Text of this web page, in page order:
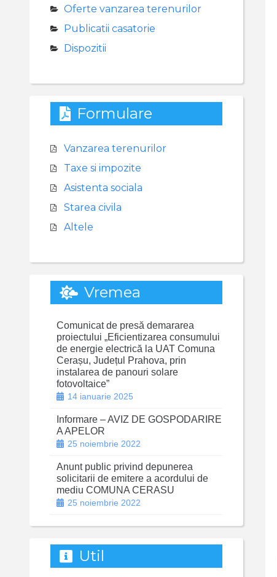
Oferte vanzarea terenurilor
Publicatii casatorie
Dispozitii
Formulare
Vanzarea terenurilor
Taxe si impozite
Asistenta sociala
Starea civila
Altele
Vremea
Comunicat de presă demararea
proiectului „Eficientizarea consumului
de energie electrică la UAT Comuna
Cerașu, Județul Prahova, prin
instalarea de panouri solare
fotovoltaice”
14 ianuarie 2025
Informare – AVIZ DE GOSPODARIRE
A APELOR
25 noiembrie 2022
Anunt public privind depunerea
solicitarii de emitere a acordului de
mediu COMUNA CERASU
25 noiembrie 2022
Util